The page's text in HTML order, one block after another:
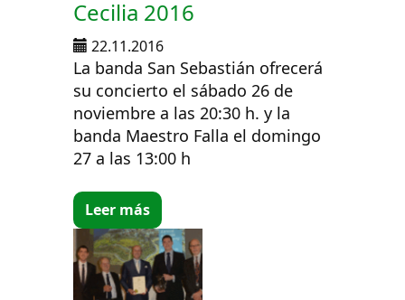
Cecilia 2016
22.11.2016
La banda San Sebastián ofrecerá
su concierto el sábado 26 de
noviembre a las 20:30 h. y la
banda Maestro Falla el domingo
27 a las 13:00 h
Leer más